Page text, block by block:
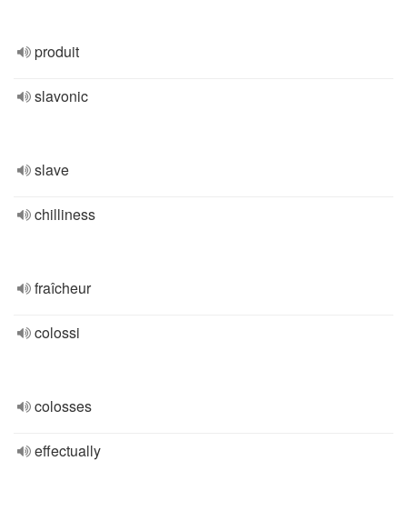
produit
slavonic
slave
chilliness
fraîcheur
colossi
colosses
effectually